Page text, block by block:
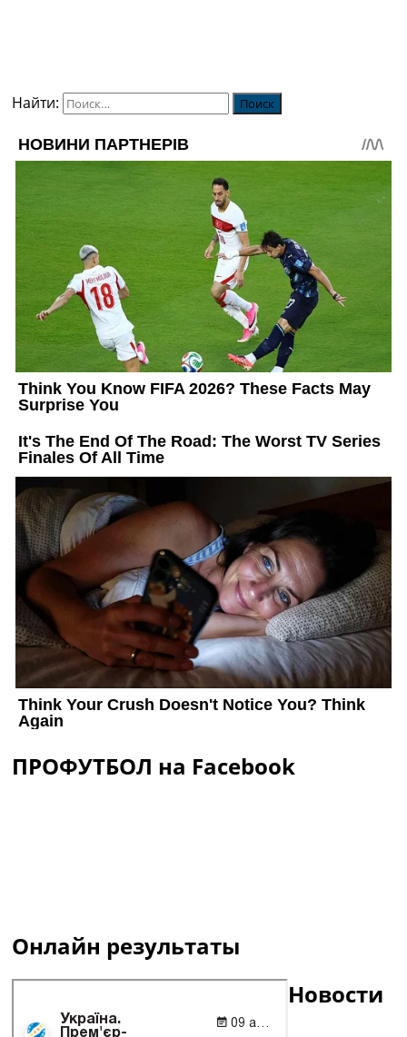
Найти:
ПРОФУТБОЛ на Facebook
Онлайн результаты
Новости